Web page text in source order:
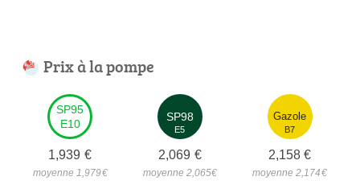
Prix à la pompe
SP95
E10
1,939 €
moyenne 1,979€
SP98
E5
2,069 €
moyenne 2,065€
Gazole
B7
2,158 €
moyenne 2,174€